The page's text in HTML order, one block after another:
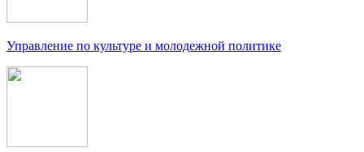
Управление по культуре и молодежной политике